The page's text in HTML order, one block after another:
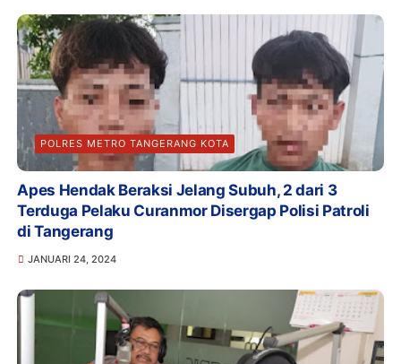
POLRES METRO TANGERANG KOTA
Apes Hendak Beraksi Jelang Subuh, 2 dari 3
Terduga Pelaku Curanmor Disergap Polisi Patroli
di Tangerang
JANUARI 24, 2024